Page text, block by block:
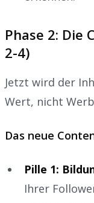
Phase 2: Die
2-4)
Jetzt wird der
Wert, nicht
Das neue
Pille 1:
Ihrer